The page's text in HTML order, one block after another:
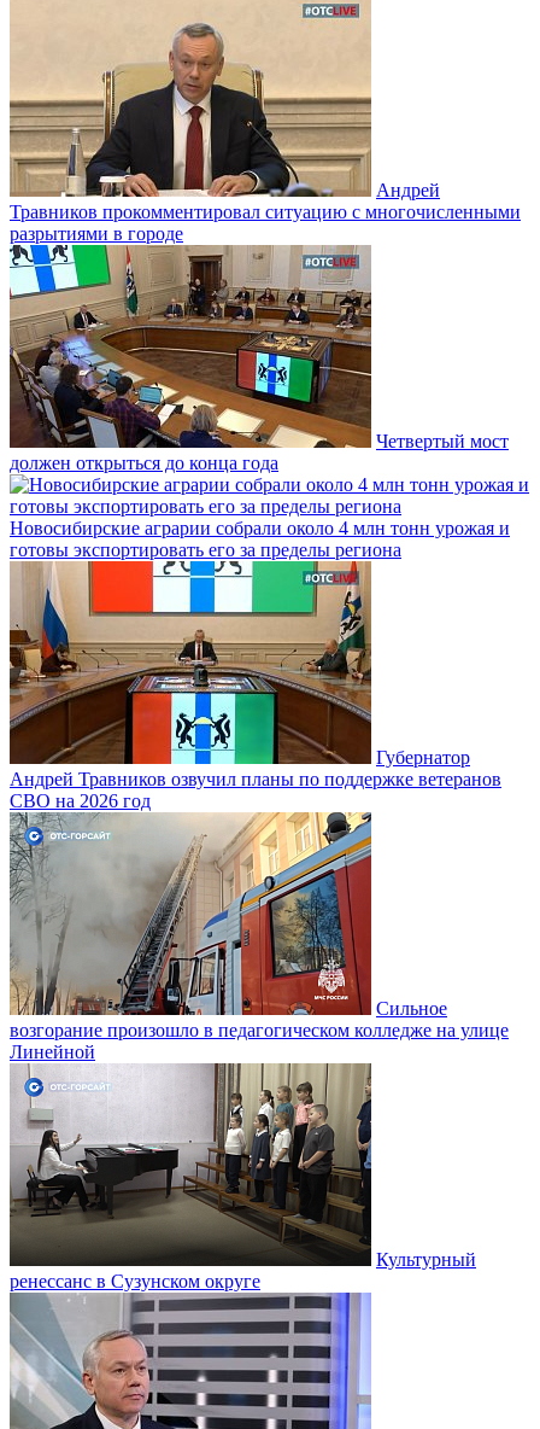
Андрей
Травников прокомментировал ситуацию с многочисленными
разрытиями в городе
Четвертый мост
должен открыться до конца года
Новосибирские аграрии собрали около 4 млн тонн урожая и
готовы экспортировать его за пределы региона
Губернатор
Андрей Травников озвучил планы по поддержке ветеранов
СВО на 2026 год
Сильное
возгорание произошло в педагогическом колледже на улице
Линейной
Культурный
ренессанс в Сузунском округе